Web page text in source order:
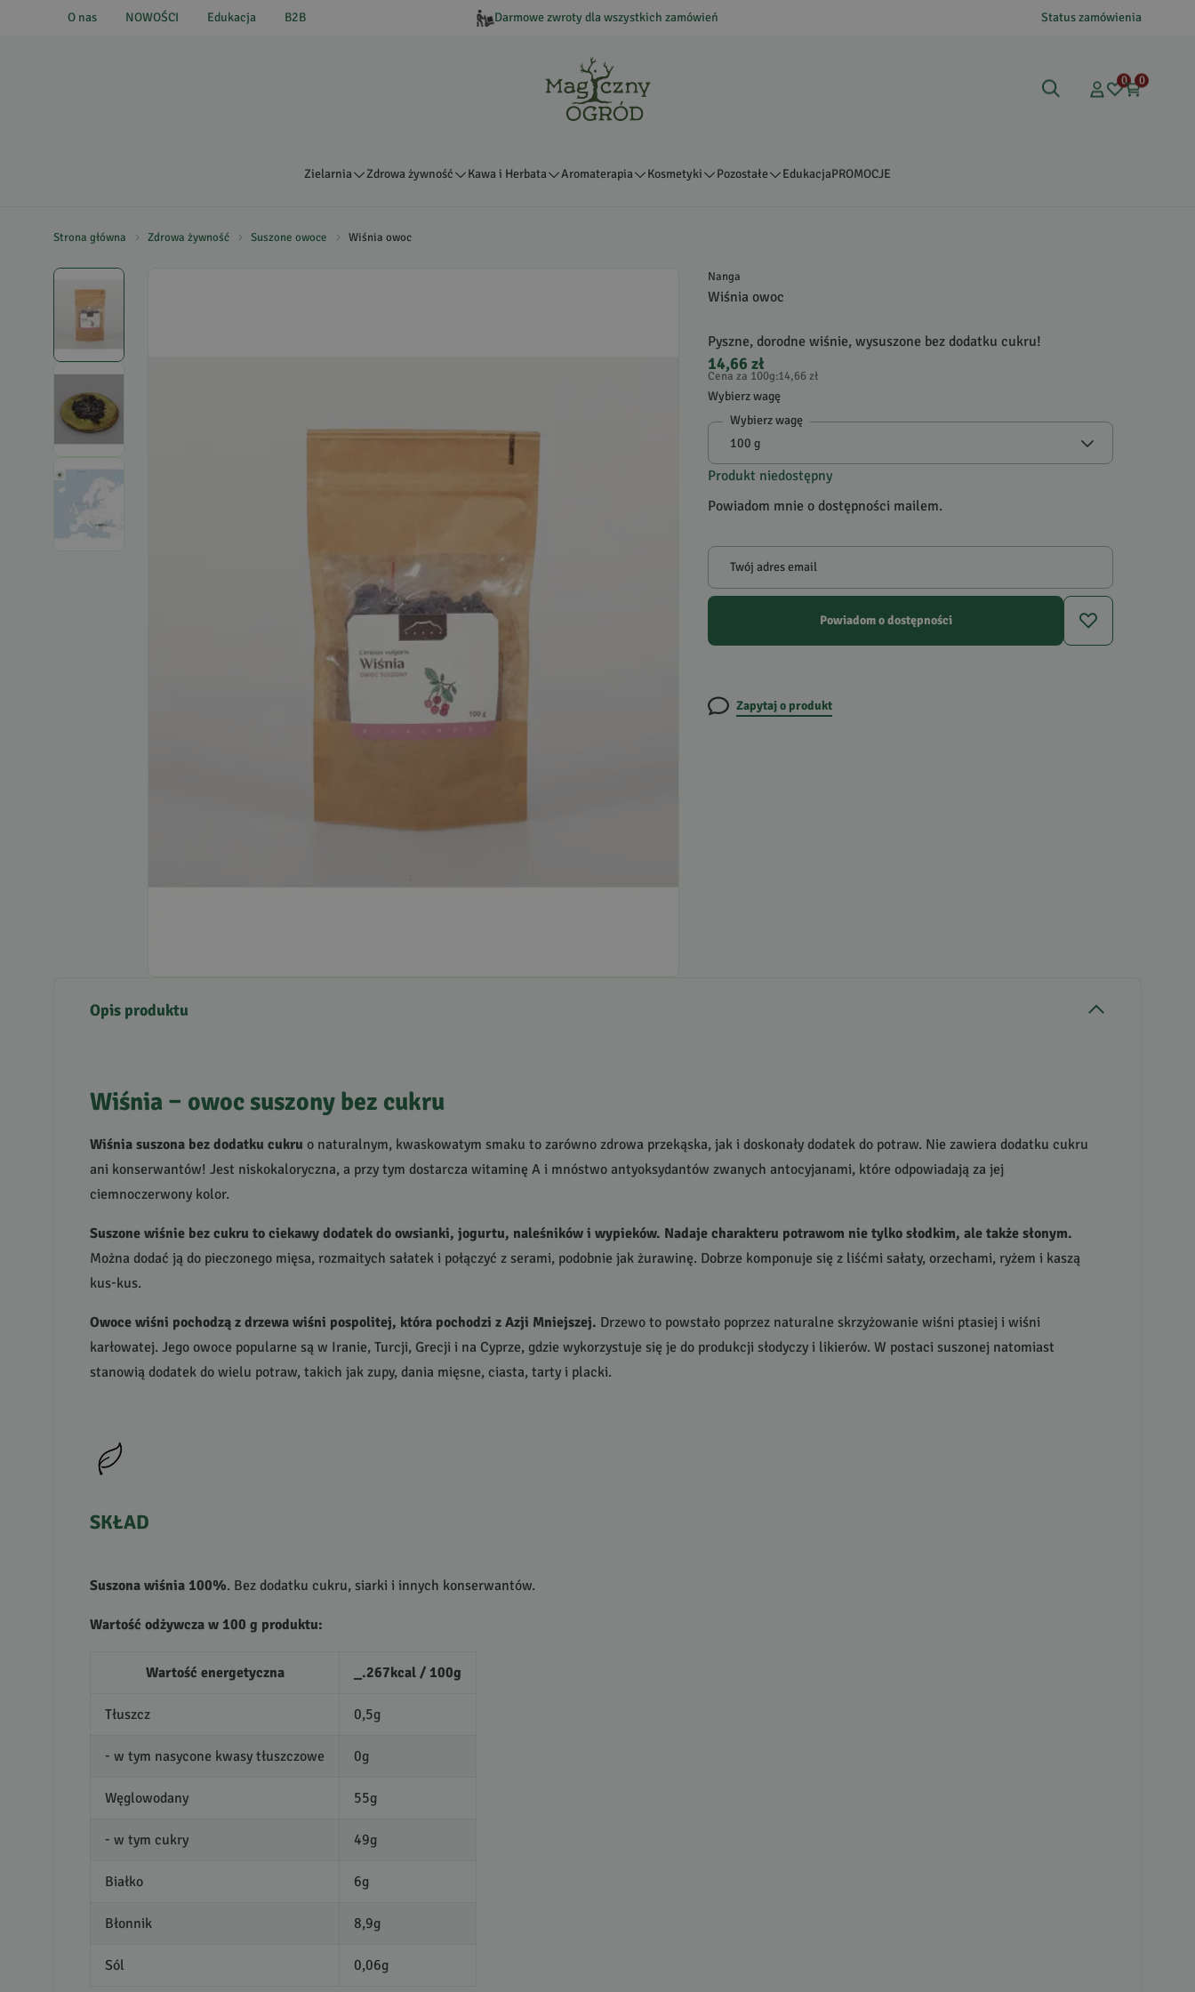
O nas NOWOŚCI Edukacja B2B Darmowe zwroty dla wszystkich zamówień Status zamówienia
0 0
Zielarnia Zdrowa żywność Kawa i Herbata Aromaterapia Kosmetyki Pozostałe EdukacjaPROMOCJE
Strona główna Zdrowa żywność Suszone owoce Wiśnia owoc
Nanga
Wiśnia owoc
Pyszne, dorodne wiśnie, wysuszone bez dodatku cukru!
14,66 zł
Cena za 100g:14,66 zł
Wybierz wagę
Wybierz wagę
Produkt niedostępny
Powiadom mnie o dostępności mailem.
Twój adres email
Powiadom o dostępności
Zapytaj o produkt
Opis produktu
Wiśnia – owoc suszony bez cukru
Wiśnia suszona bez dodatku cukru o naturalnym, kwaskowatym smaku to zarówno zdrowa przekąska, jak i doskonały dodatek do potraw. Nie zawiera dodatku cukru
ani konserwantów! Jest niskokaloryczna, a przy tym dostarcza witaminę A i mnóstwo antyoksydantów zwanych antocyjanami, które odpowiadają za jej
ciemnoczerwony kolor.
Suszone wiśnie bez cukru to ciekawy dodatek do owsianki, jogurtu, naleśników i wypieków. Nadaje charakteru potrawom nie tylko słodkim, ale także słonym.
Można dodać ją do pieczonego mięsa, rozmaitych sałatek i połączyć z serami, podobnie jak żurawinę. Dobrze komponuje się z liśćmi sałaty, orzechami, ryżem i kaszą
kus-kus.
Owoce wiśni pochodzą z drzewa wiśni pospolitej, która pochodzi z Azji Mniejszej. Drzewo to powstało poprzez naturalne skrzyżowanie wiśni ptasiej i wiśni
karłowatej. Jego owoce popularne są w Iranie, Turcji, Grecji i na Cyprze, gdzie wykorzystuje się je do produkcji słodyczy i likierów. W postaci suszonej natomiast
stanowią dodatek do wielu potraw, takich jak zupy, dania mięsne, ciasta, tarty i placki.
SKŁAD
Suszona wiśnia 100%. Bez dodatku cukru, siarki i innych konserwantów.
Wartość odżywcza w 100 g produktu:
Wartość energetyczna _.267kcal / 100g
Tłuszcz 0,5g
- w tym nasycone kwasy tłuszczowe 0g
Węglowodany 55g
- w tym cukry 49g
Białko 6g
Błonnik 8,9g
Sól 0,06g